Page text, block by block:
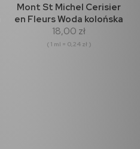
Mont St Michel Cerisier
en Fleurs Woda kolońska
75ml
18,00 zł
( 1 ml = 0,24 zł )